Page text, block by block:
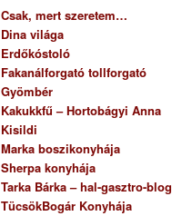
Csak, mert szeretem…
Dina világa
Erdőkóstoló
Fakanálforgató tollforgató
Gyömbér
Kakukkfű – Hortobágyi Anna
Kisildi
Marka boszikonyhája
Sherpa konyhája
Tarka Bárka – hal-gasztro-blog
TücsökBogár Konyhája